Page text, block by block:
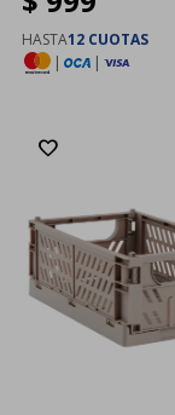
HASTA12 CUOTAS
|
|